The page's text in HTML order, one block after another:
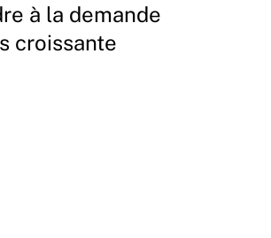
à la demande
croissante